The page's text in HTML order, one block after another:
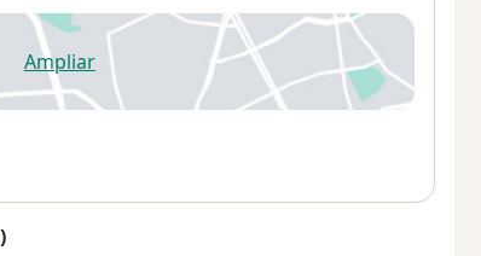
Ampliarse abre en una nueva pestaña